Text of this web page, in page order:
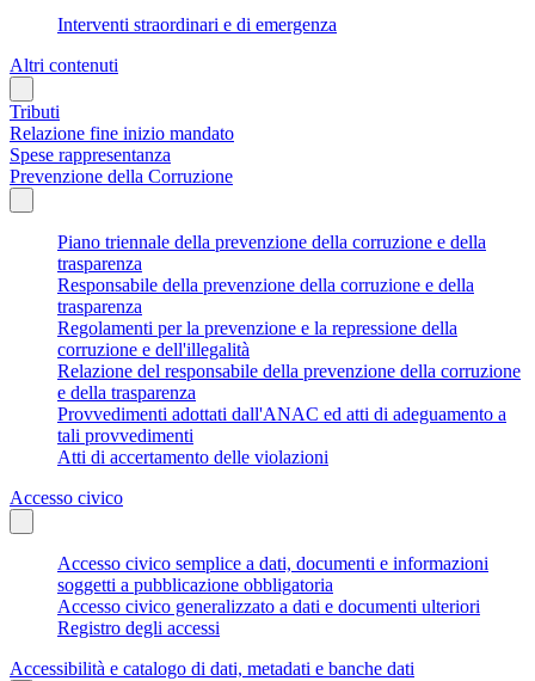
Interventi straordinari e di emergenza
Altri contenuti
Tributi
Relazione fine inizio mandato
Spese rappresentanza
Prevenzione della Corruzione
Piano triennale della prevenzione della corruzione e della
trasparenza
Responsabile della prevenzione della corruzione e della
trasparenza
Regolamenti per la prevenzione e la repressione della
corruzione e dell'illegalità
Relazione del responsabile della prevenzione della corruzione
e della trasparenza
Provvedimenti adottati dall'ANAC ed atti di adeguamento a
tali provvedimenti
Atti di accertamento delle violazioni
Accesso civico
Accesso civico semplice a dati, documenti e informazioni
soggetti a pubblicazione obbligatoria
Accesso civico generalizzato a dati e documenti ulteriori
Registro degli accessi
Accessibilità e catalogo di dati, metadati e banche dati